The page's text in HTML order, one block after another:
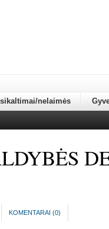
nelaimės
KOMENTARAI (0)